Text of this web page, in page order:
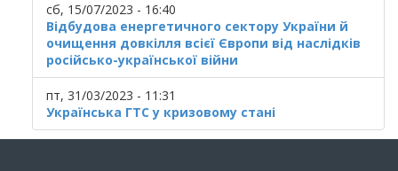
сб, 15/07/2023 - 16:40
Відбудова енергетичного сектору України й
очищення довкілля всієї Європи від наслідків
російсько-української війни
пт, 31/03/2023 - 11:31
Українська ГТС у кризовому стані